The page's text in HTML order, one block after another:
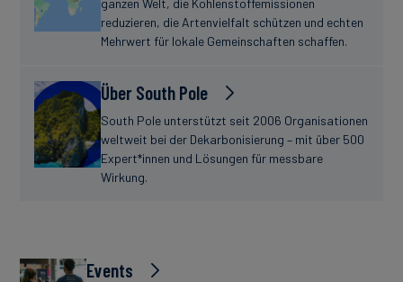
ganzen Welt, die Kohlenstoffemissionen
reduzieren, die Artenvielfalt schützen und echten
Mehrwert für lokale Gemeinschaften schaffen.
Über South Pole
South Pole unterstützt seit 2006 Organisationen
weltweit bei der Dekarbonisierung – mit über 500
Expert*innen und Lösungen für messbare
Wirkung.
Events